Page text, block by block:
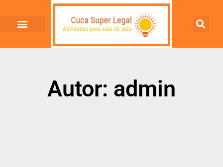
Autor: admin